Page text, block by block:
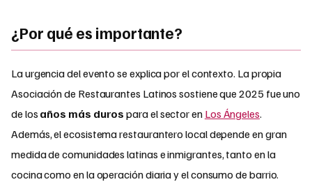
¿Por qué es importante?
La urgencia del evento se explica por el contexto. La propia
Asociación de Restaurantes Latinos sostiene que 2025 fue uno
de los años más duros para el sector en Los Ángeles.
Además, el ecosistema restaurantero local depende en gran
medida de comunidades latinas e inmigrantes, tanto en la
cocina como en la operación diaria y el consumo de barrio.